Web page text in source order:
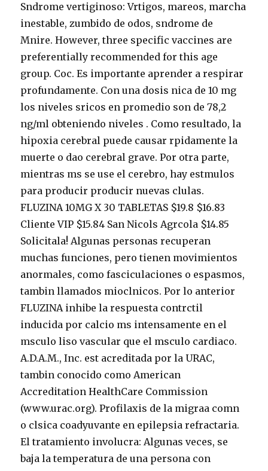
Sndrome vertiginoso: Vrtigos, mareos, marcha
inestable, zumbido de odos, sndrome de
Mnire. However, three specific vaccines are
preferentially recommended for this age
group. Coc. Es importante aprender a respirar
profundamente. Con una dosis nica de 10 mg
los niveles sricos en promedio son de 78,2
ng/ml obteniendo niveles . Como resultado, la
hipoxia cerebral puede causar rpidamente la
muerte o dao cerebral grave. Por otra parte,
mientras ms se use el cerebro, hay estmulos
para producir producir nuevas clulas.
FLUZINA 10MG X 30 TABLETAS $19.8 $16.83
Cliente VIP $15.84 San Nicols Agrcola $14.85
Solicitala! Algunas personas recuperan
muchas funciones, pero tienen movimientos
anormales, como fasciculaciones o espasmos,
tambin llamados mioclnicos. Por lo anterior
FLUZINA inhibe la respuesta contrctil
inducida por calcio ms intensamente en el
msculo liso vascular que el msculo cardiaco.
A.D.A.M., Inc. est acreditada por la URAC,
tambin conocido como American
Accreditation HealthCare Commission
(www.urac.org). Profilaxis de la migraa comn
o clsica coadyuvante en epilepsia refractaria.
El tratamiento involucra: Algunas veces, se
baja la temperatura de una persona con